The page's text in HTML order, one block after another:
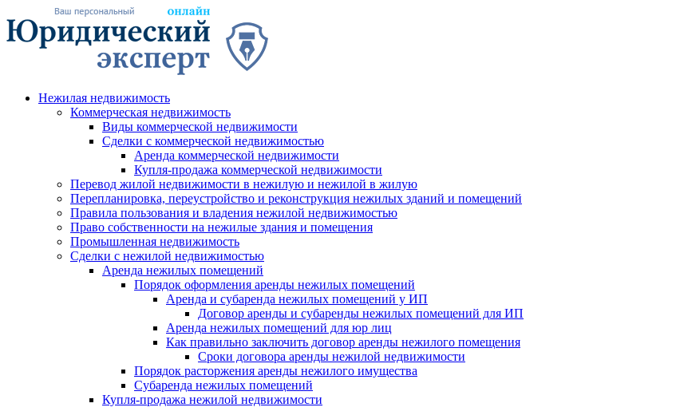
Нежилая недвижимость
Коммерческая недвижимость
Виды коммерческой недвижимости
Сделки с коммерческой недвижимостью
Аренда коммерческой недвижимости
Купля-продажа коммерческой недвижимости
Перевод жилой недвижимости в нежилую и нежилой в жилую
Перепланировка, переустройство и реконструкция нежилых зданий и помещений
Правила пользования и владения нежилой недвижимостью
Право собственности на нежилые здания и помещения
Промышленная недвижимость
Сделки с нежилой недвижимостью
Аренда нежилых помещений
Порядок оформления аренды нежилых помещений
Аренда и субаренда нежилых помещений у ИП
Договор аренды и субаренды нежилых помещений для ИП
Аренда нежилых помещений для юр лиц
Как правильно заключить договор аренды нежилого помещения
Сроки договора аренды нежилой недвижимости
Порядок расторжения аренды нежилого имущества
Субаренда нежилых помещений
Купля-продажа нежилой недвижимости